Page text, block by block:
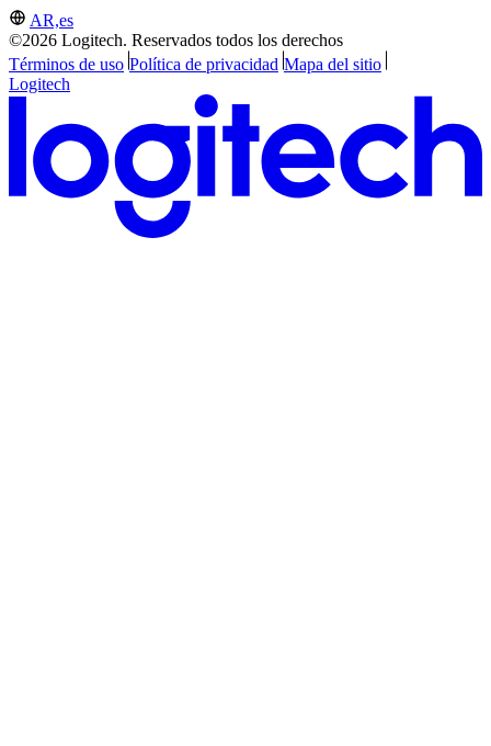
AR,es
©2026 Logitech. Reservados todos los derechos
Términos de uso Política de privacidad Mapa del sitio
Logitech